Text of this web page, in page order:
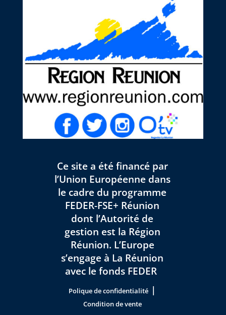
Ce site a été financé par
l’Union Européenne dans
le cadre du programme
FEDER-FSE+ Réunion
dont l’Autorité de
gestion est la Région
Réunion. L’Europe
s’engage à La Réunion
avec le fonds FEDER
Polique de confidentialité |
Condition de vente